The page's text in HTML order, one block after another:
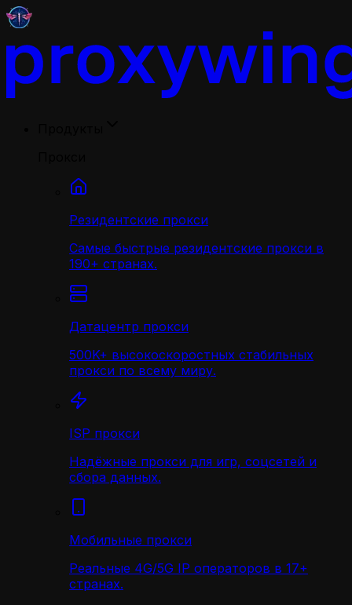
Резидентские прокси
Самые быстрые резидентские прокси в
190+ странах.
Датацентр прокси
500K+ высокоскоростных стабильных
прокси по всему миру.
ISP прокси
Надёжные прокси для игр, соцсетей и
сбора данных.
Мобильные прокси
Реальные 4G/5G IP операторов в 17+
странах.